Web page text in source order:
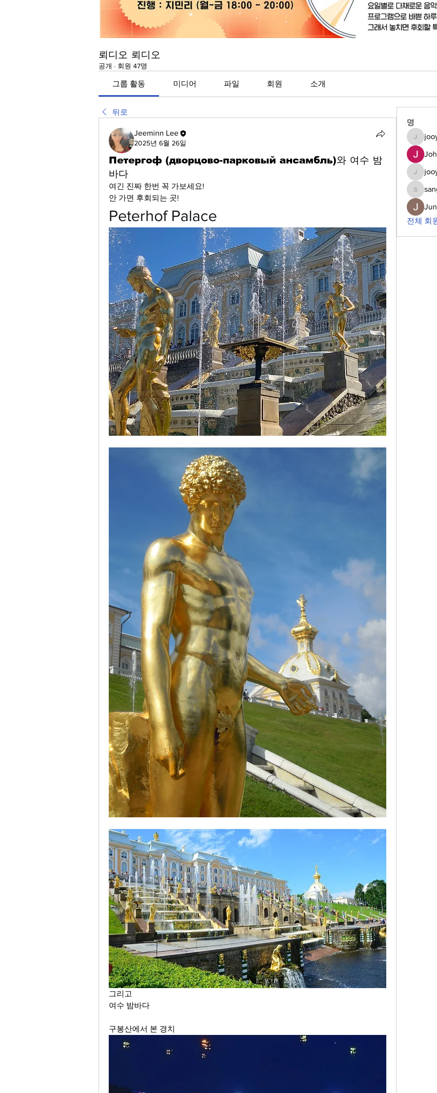
뢰디오 뢰디오
공개 · 회원 47명
그룹 활동 미디어 파일 회원 소개
뒤로
Jeeminn Lee
2025년 6월 26일
Петергоф (дворцово-парковый ансамбль)와 여수 밤
바다
여긴 진짜 한번 꼭 가보세요!
안 가면 후회되는 곳!
Peterhof Palace
그리고
여수 밤바다
구봉산에서 본 경치
명
전체 회